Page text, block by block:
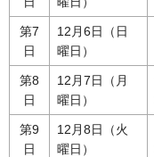
第7
日
12月6日（日
曜日）
第8
日
12月7日（月
曜日）
第9
日
12月8日（火
曜日）